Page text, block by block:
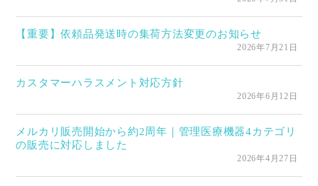
【重要】依頼品発送時の集荷方法変更のお知らせ
2026年7月21日
カスタマーハラスメント対応方針
2026年6月12日
メルカリ販売開始から約2周年｜管理医療機器4カテゴリ
の販売に対応しました
2026年4月27日